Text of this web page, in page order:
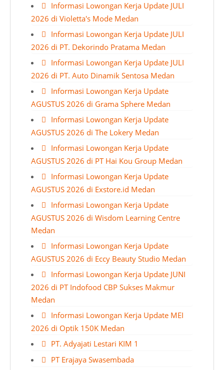
Informasi Lowongan Kerja Update JULI
2026 di Violetta's Mode Medan
Informasi Lowongan Kerja Update JULI
2026 di PT. Dekorindo Pratama Medan
Informasi Lowongan Kerja Update JULI
2026 di PT. Auto Dinamik Sentosa Medan
Informasi Lowongan Kerja Update
AGUSTUS 2026 di Grama Sphere Medan
Informasi Lowongan Kerja Update
AGUSTUS 2026 di The Lokery Medan
Informasi Lowongan Kerja Update
AGUSTUS 2026 di PT Hai Kou Group Medan
Informasi Lowongan Kerja Update
AGUSTUS 2026 di Exstore.id Medan
Informasi Lowongan Kerja Update
AGUSTUS 2026 di Wisdom Learning Centre
Medan
Informasi Lowongan Kerja Update
AGUSTUS 2026 di Eccy Beauty Studio Medan
Informasi Lowongan Kerja Update JUNI
2026 di PT Indofood CBP Sukses Makmur
Medan
Informasi Lowongan Kerja Update MEI
2026 di Optik 150K Medan
PT. Adyajati Lestari KIM 1
PT Erajaya Swasembada